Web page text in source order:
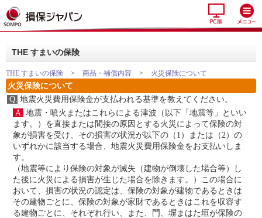
THE すまいの保険
THE すまいの保険 > 商品・補償内容 > 火災保険について
火災保険について
Q. 地震火災費用保険金が支払われる基準を教えてください。
A. 地震・噴火またはこれらによる津波（以下「地震等」といい
ます。）を直接または間接の原因とする火災によって保険の対
象が損害を受け、その損害の状況が以下の（1）または（2）の
いずれかに該当する場合、地震火災費用保険金をお支払いしま
す。
（地震等により保険の対象が滅失（建物が倒壊した場合等）し
た後に火災による損害が生じた場合を除きます。）この場合に
おいて、損害の状況の認定は、保険の対象が建物であるときは
その建物ごとに、保険の対象が家財であるときはこれを収容す
る建物ごとに、それぞれ行い、また、門、塀まはた垣が保険の